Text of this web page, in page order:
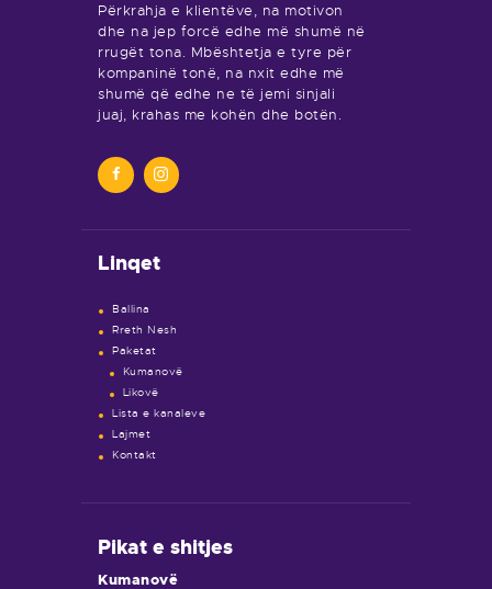
Përkrahja e klientëve, na motivon
dhe na jep forcë edhe më shumë në
rrugët tona. Mbështetja e tyre për
kompaninë tonë, na nxit edhe më
shumë që edhe ne të jemi sinjali
juaj, krahas me kohën dhe botën.
Linqet
Ballina
Rreth Nesh
Paketat
Kumanovë
Likovë
Lista e kanaleve
Lajmet
Kontakt
Pikat e shitjes
Kumanovë